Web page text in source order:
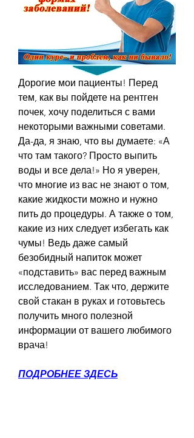
Дорогие мои пациенты! Перед
тем, как вы пойдете на рентген
почек, хочу поделиться с вами
некоторыми важными советами.
Да-да, я знаю, что вы думаете: «А
что там такого? Просто выпить
воды и все дела!» Но я уверен,
что многие из вас не знают о том,
какие жидкости можно и нужно
пить до процедуры. А также о том,
какие из них следует избегать как
чумы! Ведь даже самый
безобидный напиток может
«подставить» вас перед важным
исследованием. Так что, держите
свой стакан в руках и готовьтесь
получить много полезной
информации от вашего любимого
врача!
ПОДРОБНЕЕ ЗДЕСЬ